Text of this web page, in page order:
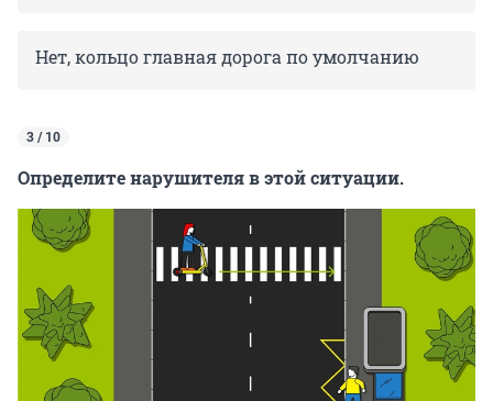
Нет, кольцо главная дорога по умолчанию
3 / 10
Определите нарушителя в этой ситуации.